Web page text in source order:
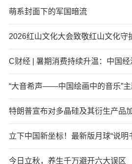
萌系封面下的军国暗流
2026红山文化大会致敬红山文化守
C财经 | 暑期消费持续升温：中国经
“大音希声——中国绘画中的音乐”
特朗普宣布对多晶硅及其衍生产品
立下中国新坐标！最新版月球“说明
今日立秋，养生千万避开六大误区